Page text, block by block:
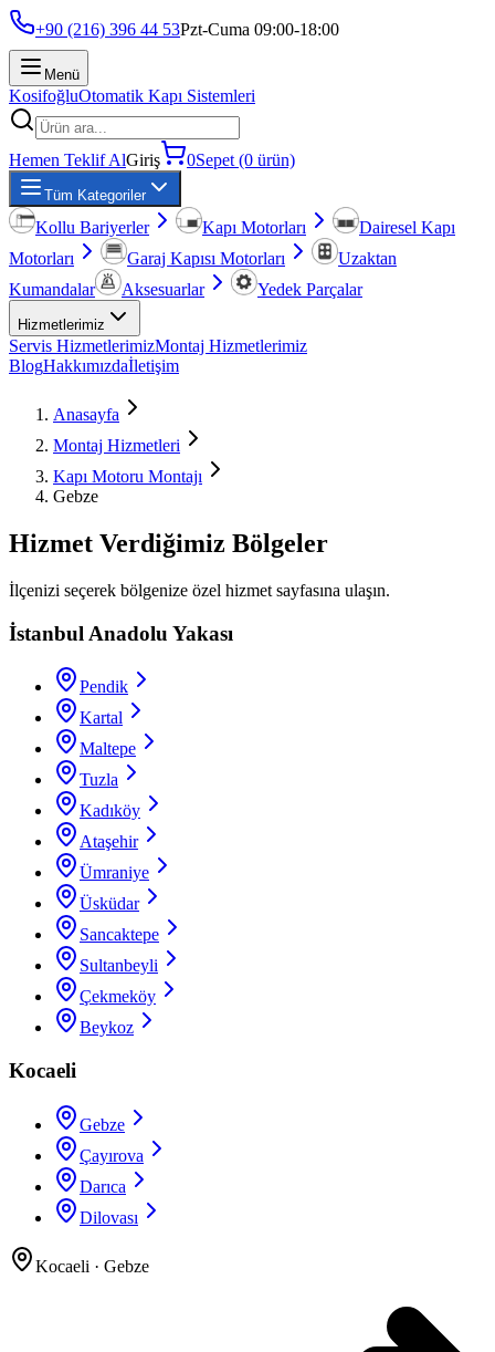
+90 (216) 396 44 53Pzt-Cuma 09:00-18:00
Menü
KosifoğluOtomatik Kapı Sistemleri
Hemen Teklif AlGiriş 0Sepet (0 ürün)
Tüm Kategoriler
Kollu Bariyerler Kapı Motorları
Dairesel Kapı
Motorları
Garaj Kapısı Motorları
Uzaktan
Kumandalar
Aksesuarlar Yedek Parçalar
Hizmetlerimiz
Servis HizmetlerimizMontaj Hizmetlerimiz
BlogHakkımızdaİletişim
Anasayfa
Montaj Hizmetleri
Kapı Motoru Montajı
Gebze
Hizmet Verdiğimiz Bölgeler
İlçenizi seçerek bölgenize özel hizmet sayfasına ulaşın.
İstanbul Anadolu Yakası
Pendik
Kartal
Maltepe
Tuzla
Kadıköy
Ataşehir
Ümraniye
Üsküdar
Sancaktepe
Sultanbeyli
Çekmeköy
Beykoz
Kocaeli
Gebze
Çayırova
Darıca
Dilovası
Kocaeli · Gebze